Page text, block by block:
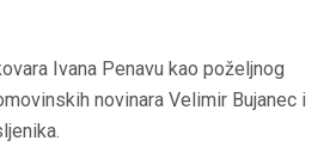
Ivana Penavu kao poželjnog
novinara Velimir Bujanec i